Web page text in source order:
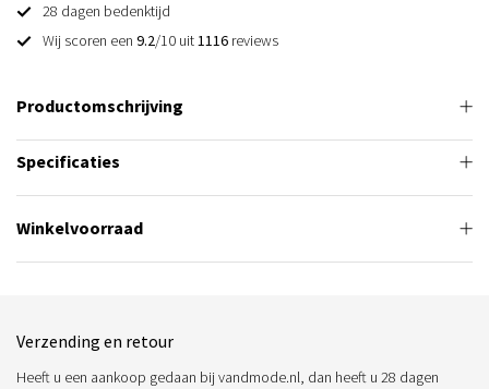
28 dagen bedenktijd
Wij scoren een 9.2/10 uit1116 reviews
Productomschrijving
Specificaties
Winkelvoorraad
Verzending en retour
Heeft u een aankoop gedaan bij vandmode.nl, dan heeft u 28 dagen